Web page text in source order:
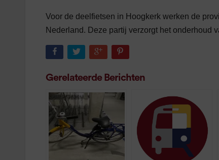
Voor de deelfietsen in Hoogkerk werken de
Nederland. Deze partij verzorgt het onderhoud
Gerelateerde Berichten